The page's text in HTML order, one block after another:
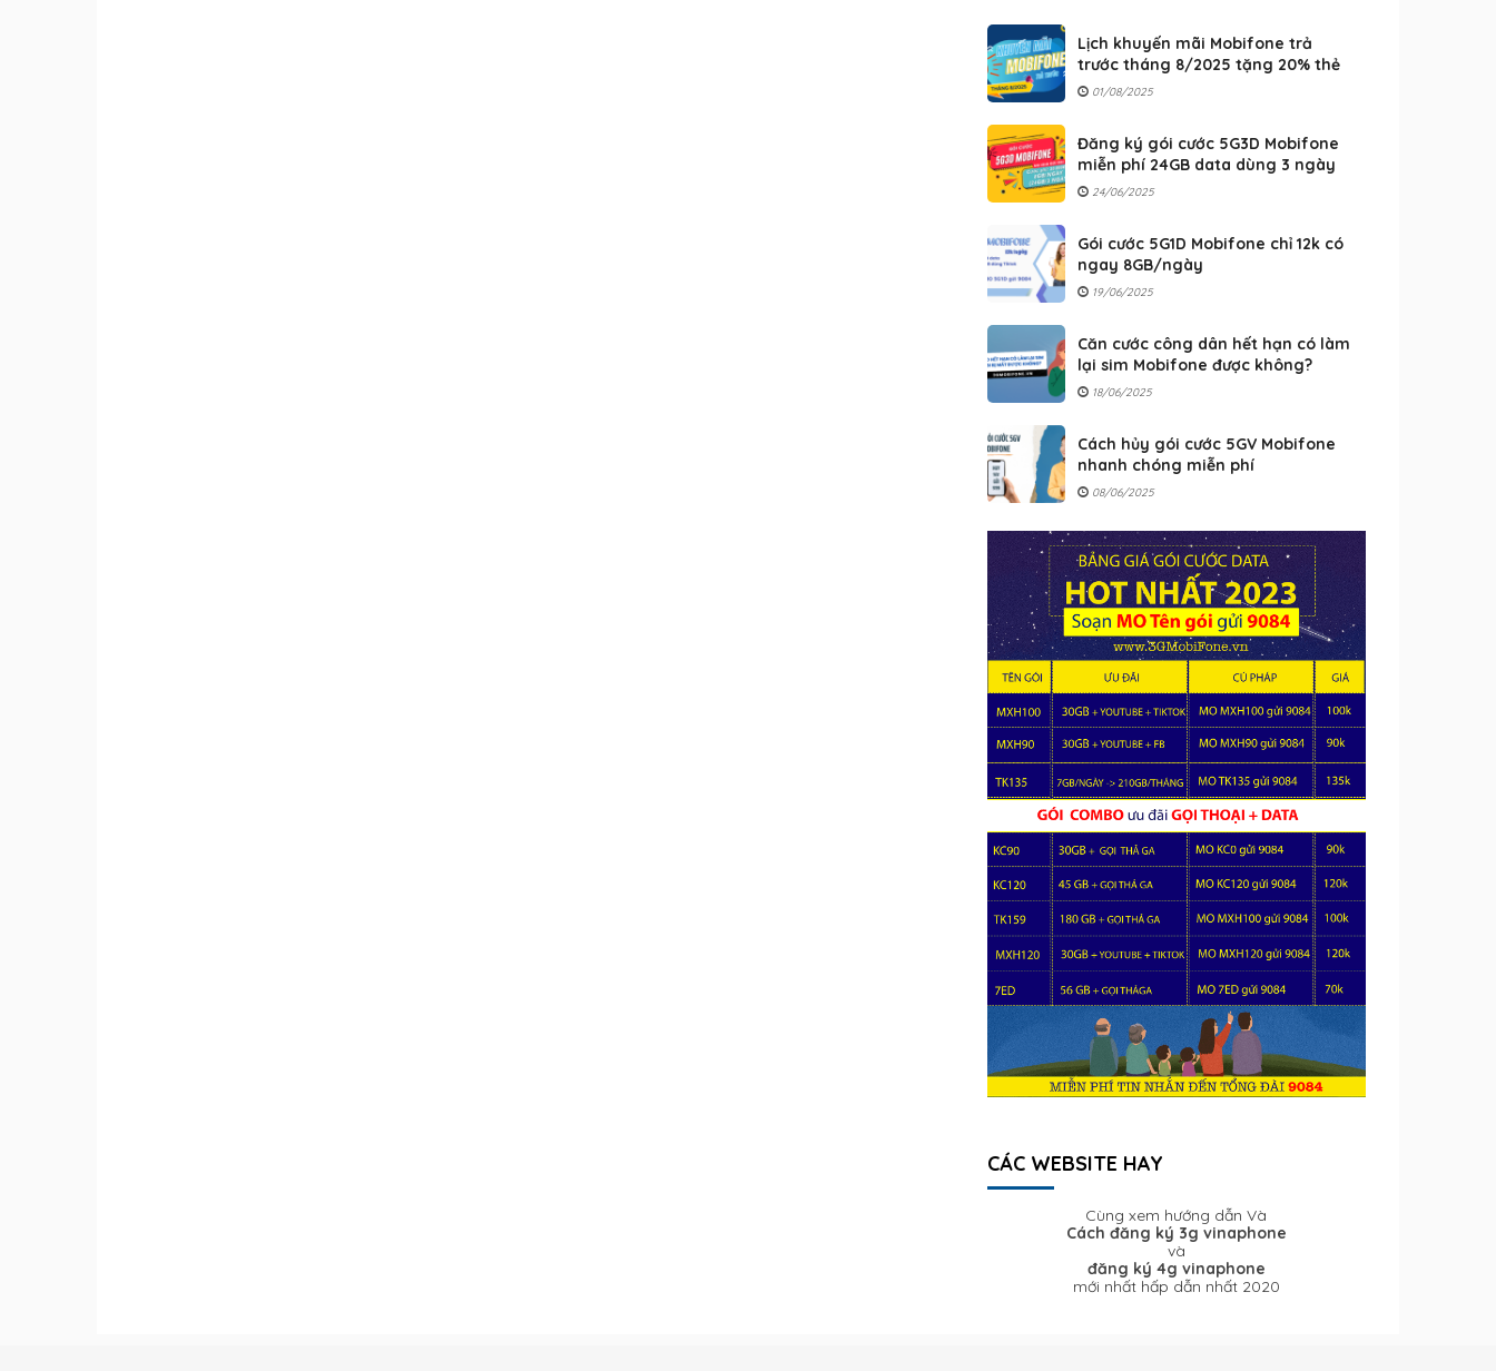
Lịch khuyến mãi Mobifone trả
trước tháng 8/2025 tặng 20% thẻ
nạp01/08/2025
Đăng ký gói cước 5G3D Mobifone
miễn phí 24GB data dùng 3 ngày
24/06/2025
Gói cước 5G1D Mobifone chỉ 12k có
ngay 8GB/ngày
19/06/2025
Căn cước công dân hết hạn có làm
lại sim Mobifone được không?
18/06/2025
Cách hủy gói cước 5GV Mobifone
nhanh chóng miễn phí
08/06/2025
CÁC WEBSITE HAY
Cùng xem hướng dẫn Và
Cách đăng ký 3g vinaphone
và
đăng ký 4g vinaphone
mới nhất hấp dẫn nhất 2020